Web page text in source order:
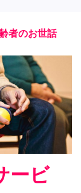
者のお世話
ービ